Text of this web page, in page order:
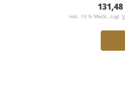
131,48
inkl. 19 % MwSt. zzgl.